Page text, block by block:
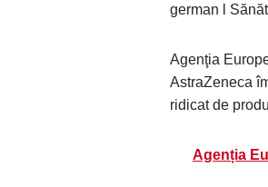
german l
Agenţia
AstraZeneca
ridicat de
Agenția